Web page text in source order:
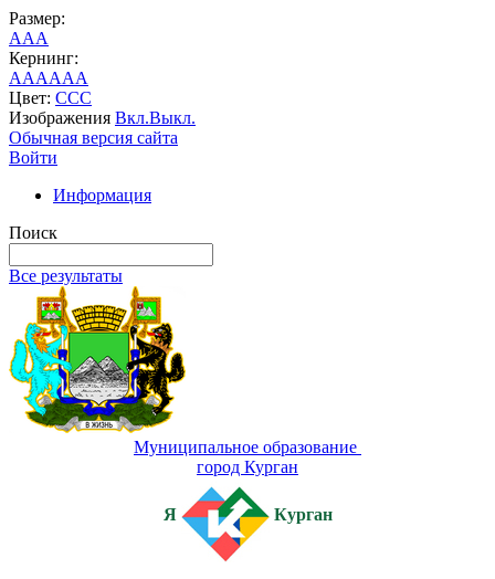
Размер:
AAA
Кернинг:
AAAAAA
Цвет: CCC
Изображения Вкл.Выкл.
Обычная версия сайта
Войти
Информация
Поиск
Все результаты
Муниципальное образование
город Курган
Я Курган